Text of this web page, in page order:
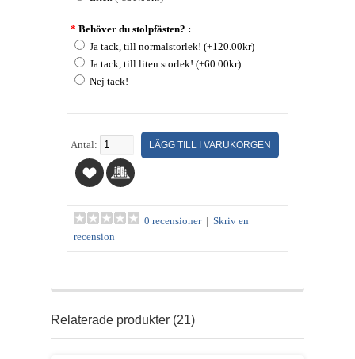
* Behöver du stolpfästen? :
Ja tack, till normalstorlek! (+120.00kr)
Ja tack, till liten storlek! (+60.00kr)
Nej tack!
Antal:
0 recensioner| Skriv en
recension
Relaterade produkter (21)